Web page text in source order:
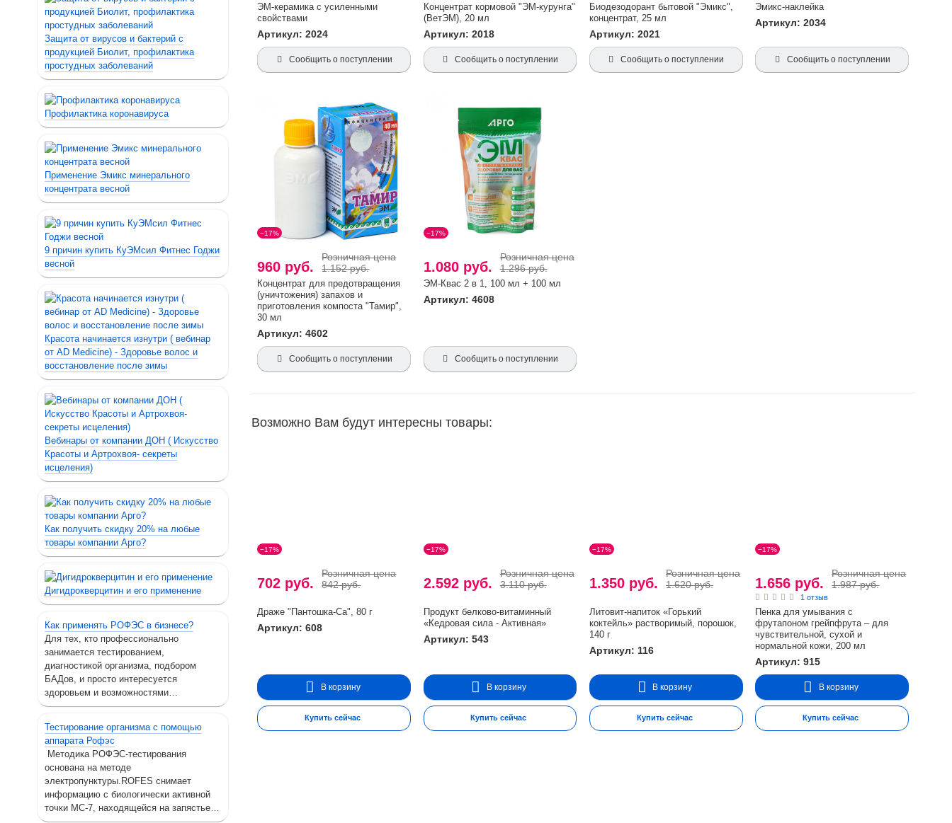
ЭМ-керамика с усиленными
свойствами
Артикул: 2024
Сообщить о поступлении
Концентрат кормовой "ЭМ-курунга"
(ВетЭМ), 20 мл
Артикул: 2018
Сообщить о поступлении
Биодезодорант бытовой "Эмикс",
концентрат, 25 мл
Артикул: 2021
Сообщить о поступлении
Эмикс-наклейка
Артикул: 2034
Сообщить о поступлении
−17%
960 руб.
Розничная цена
1.152 руб.
Концентрат для предотвращения
(уничтожения) запахов и
приготовления компоста "Тамир",
30 мл
Артикул: 4602
Сообщить о поступлении
−17%
1.080 руб.
Розничная цена
1.296 руб.
ЭМ-Квас 2 в 1, 100 мл + 100 мл
Артикул: 4608
Сообщить о поступлении
Возможно Вам будут интересны товары:
−17%
702 руб.
Розничная цена
842 руб.
Драже "Пантошка-Ca", 80 г
Артикул: 608
В корзину
Купить сейчас
−17%
2.592 руб.
Розничная цена
3.110 руб.
Продукт белково-витаминный
«Кедровая сила - Активная»
Артикул: 543
В корзину
Купить сейчас
−17%
1.350 руб.
Розничная цена
1.620 руб.
Литовит-напиток «Горький
коктейль» растворимый, порошок,
140 г
Артикул: 116
В корзину
Купить сейчас
−17%
1.656 руб.
Розничная цена
1.987 руб.
1 отзыв
Пенка для умывания с
фрутапоном грейпфрута – для
чувствительной, сухой и
нормальной кожи, 200 мл
Артикул: 915
В корзину
Купить сейчас
Защита от вирусов и бактерий с
продукцией Биолит, профилактика
простудных заболеваний
Профилактика коронавируса
Применение Эмикс минерального
концентрата весной
9 причин купить КуЭМсил Фитнес Годжи
весной
Красота начинается изнутри ( вебинар
от AD Medicine) - Здоровье волос и
восстановление после зимы
Вебинары от компании ДОН ( Искусство
Красоты и Артрохвоя- секреты
исцеления)
Как получить скидку 20% на любые
товары компании Арго?
Дигидрокверцитин и его применение
Как применять РОФЭС в бизнесе?
Для тех, кто профессионально
занимается тестированием,
диагностикой организма, подбором
БАДов, и просто интересуется
здоровьем и возможностями…
Тестирование организма с помощью
аппарата Рофэс
Методика РОФЭС-тестирования
основана на методе
электропунктуры.ROFES снимает
информацию с биологически активной
точки МС-7, находящейся на запястье…